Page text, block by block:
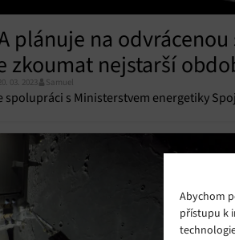
Abychom
přístupu k
plánuje na
zkoumat nejstarší
03. 2023 Samuel
spolupráci s Ministerstvem energetiky